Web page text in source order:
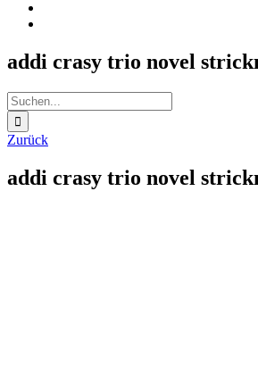
addi crasy trio novel
Suche
nach:
Zurück
addi crasy trio novel